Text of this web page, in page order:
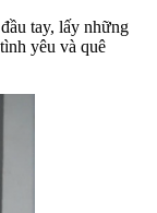
tay, lấy những
yêu và quê